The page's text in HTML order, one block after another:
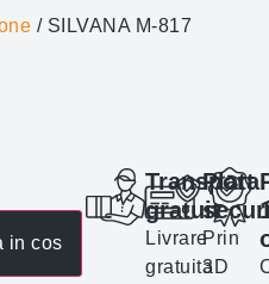
/ SILVANA M-817
in cos
Transport
gratuit
Livrare
gratuita
Plata
Prin
3D